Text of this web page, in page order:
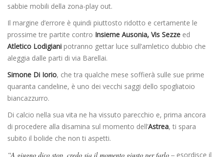
sabbie mobili della zona-play out.
Il margine d’errore è quindi piuttosto ridotto e certamente le
prossime tre partite contro Insieme Ausonia, Vis Sezze ed
Atletico Lodigiani potranno gettar luce sull’amletico dubbio che
aleggia dalle parti di via Barellai.
Simone Di Iorio, che tra qualche mese soffierà sulle sue prime
quaranta candeline, è uno dei vecchi saggi dello spogliatoio
biancazzurro.
Di calcio nella sua vita ne ha vissuto parecchio e, prima ancora
di procedere alla disamina sul momento dell’Astrea, ti spara
subito il bolide che non ti aspetti.
“A giugno dico stop, credo sia il momento giusto per farlo – esordisce il